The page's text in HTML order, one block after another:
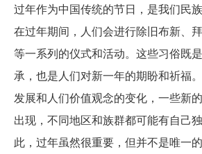
过年作为中国传统的节日，是我们民
在过年期间，人们会进行除旧布新、
等一系列的仪式和活动。这些习俗既
承，也是人们对新一年的期盼和祈福
发展和人们价值观念的变化，一些新
出现，不同地区和族群都可能有自己
此，过年虽然很重要，但并不是唯一